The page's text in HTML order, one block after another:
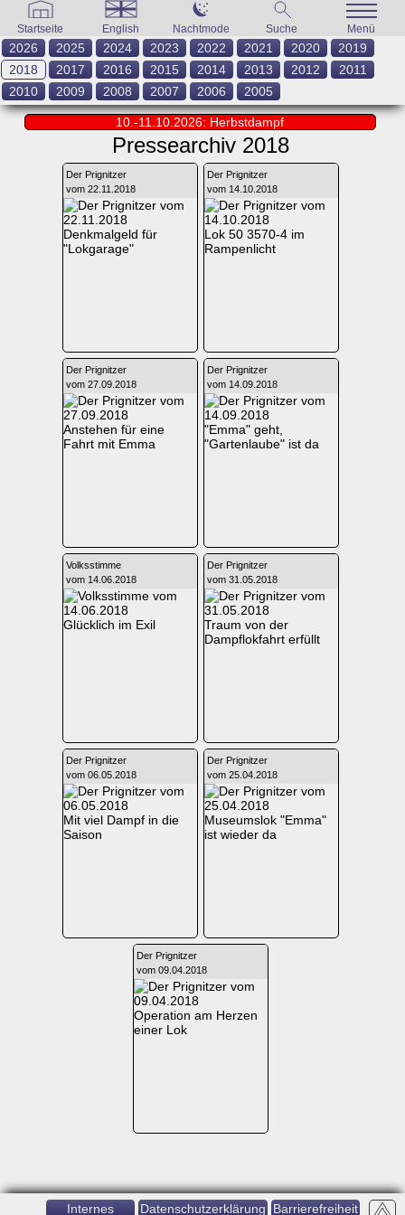
Startseite English Nachtmode Suche Menü
2026 2025 2024 2023 2022 2021 2020
2019
2018
2017 2016 2015 2014 2013 2012
2011
2010
2009 2008 2007 2006 2005
10.-11.10.2026: Herbstdampf
Pressearchiv 2018
Der Prignitzer
vom 22.11.2018
Denkmalgeld für
"Lokgarage"
Der Prignitzer
vom 14.10.2018
Lok 50 3570-4 im
Rampenlicht
Der Prignitzer
vom 27.09.2018
Anstehen für eine
Fahrt mit Emma
Der Prignitzer
vom 14.09.2018
"Emma" geht,
"Gartenlaube" ist da
Volksstimme
vom 14.06.2018
Glücklich im Exil
Der Prignitzer
vom 31.05.2018
Traum von der
Dampflokfahrt erfüllt
Der Prignitzer
vom 06.05.2018
Mit viel Dampf in die
Saison
Der Prignitzer
vom 25.04.2018
Museumslok "Emma"
ist wieder da
Der Prignitzer
vom 09.04.2018
Operation am Herzen
einer Lok
Internes Datenschutzerklärung Barrierefreiheit